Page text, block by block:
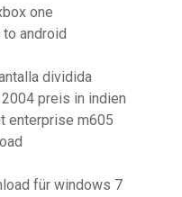
one
android
dividida
preis in indien
enterprise m605
für windows 7